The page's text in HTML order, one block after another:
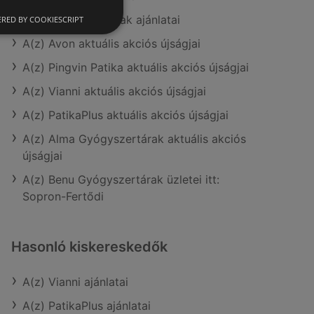
A(z) Gyöngy Patikak ajánlatai
A(z) Avon aktuális akciós újságjai
A(z) Pingvin Patika aktuális akciós újságjai
A(z) Vianni aktuális akciós újságjai
A(z) PatikaPlus aktuális akciós újságjai
A(z) Alma Gyógyszertárak aktuális akciós
újságjai
A(z) Benu Gyógyszertárak üzletei itt:
Sopron-Fertődi
Hasonló kiskereskedők
A(z) Vianni ajánlatai
A(z) PatikaPlus ajánlatai
BY COOKIESCRIPT